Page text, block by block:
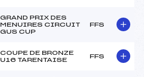
GRAND PRIX DES
MENUIRES CIRCUIT
GUS CUP
FFS
COUPE DE BRONZE
U16 TARENTAISE
FFS